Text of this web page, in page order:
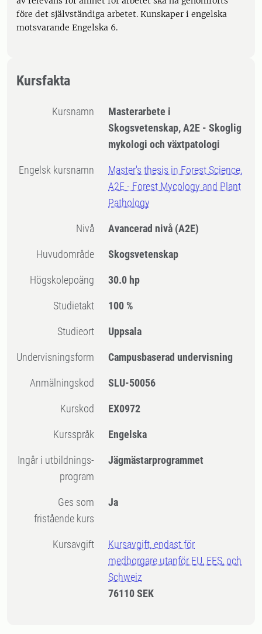
före det självständiga arbetet. Kunskaper i engelska
motsvarande Engelska 6.
Kursfakta
Kursnamn
Masterarbete i
Skogsvetenskap, A2E - Skoglig
mykologi och växtpatologi
Engelsk kursnamn
Master's thesis in Forest Science,
A2E - Forest Mycology and Plant
Pathology
Nivå Avancerad nivå (A2E)
Huvudområde Skogsvetenskap
högskolepoäng 30.0 hp
Studietakt 100 %
Studieort Uppsala
Undervisningsform Campusbaserad undervisning
Anmälningskod SLU-50056
Kurskod EX0972
Kursspråk Engelska
Ingår i utbildnings-
program
Jägmästarprogrammet
Ges som
fristående kurs
Ja
Kursavgift
Kursavgift, endast för
medborgare utanför EU, EES, och
Schweiz
76110 SEK